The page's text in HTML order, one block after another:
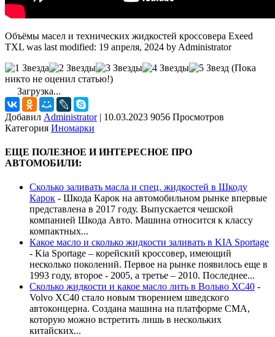
Объёмы масел и технических жидкостей кроссовера Exeed
TXL was last modified: 19 апреля, 2024 by Administrator
(Пока
никто не оценил статью!)
Загрузка...
Добавил Administrator | 10.03.2023 9056 Просмотров
Категория Иномарки
ЕЩЕ ПОЛЕЗНОЕ И ИНТЕРЕСНОЕ ПРО
АВТОМОБИЛИ:
Сколько заливать масла и спец. жидкостей в Шкоду
Карок - Шкода Карок на автомобильном рынке впервые
представлена в 2017 году. Выпускается чешской
компанией Шкода Авто. Машина относится к классу
компактных...
Какое масло и сколько жидкости заливать в KIA Sportage
- Kia Sportage – корейский кроссовер, имеющий
несколько поколений. Первое на рынке появилось еще в
1993 году, второе - 2005, а третье – 2010. Последнее...
Сколько жидкости и какое масло лить в Вольво ХС40 -
Volvo XC40 стало новым творением шведского
автоконцерна. Создана машина на платформе СМА,
которую можно встретить лишь в нескольких
китайских...